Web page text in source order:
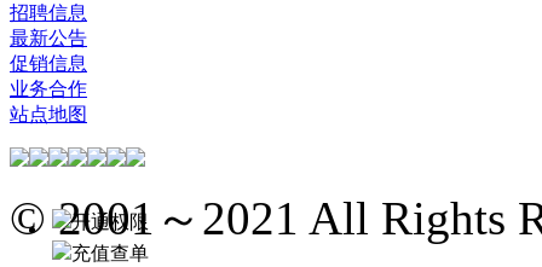
招聘信息
最新公告
促销信息
业务合作
站点地图
开通权限
充值查单
© 2001～2021 All Rights